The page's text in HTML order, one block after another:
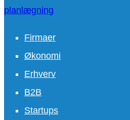
planlægning
Firmaer
Økonomi
Erhverv
B2B
Startups